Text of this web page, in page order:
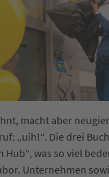
macht aber
„uih!“. Die drei
was so viel
Unternehmen